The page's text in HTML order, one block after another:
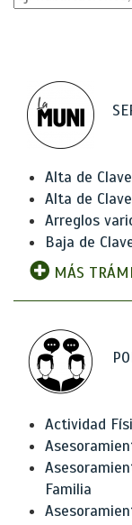
Alta de
Alta de
Arreglos
Baja de
MÁS
Actividad
Familia